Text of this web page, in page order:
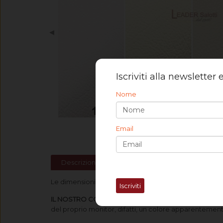
Descrizione
Le dimensioni del campione sono di cm 21 x 29,7
IL NOSTRO CONSIGLIO
: prima di selezionare i
del proprio monitor, difatti, un colore
Iscriviti alla newsletter
Nome
Email
Iscriviti